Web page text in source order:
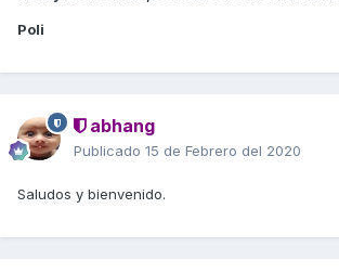
Poli
abhang
Publicado 15 de Febrero del 2020
Saludos y bienvenido.